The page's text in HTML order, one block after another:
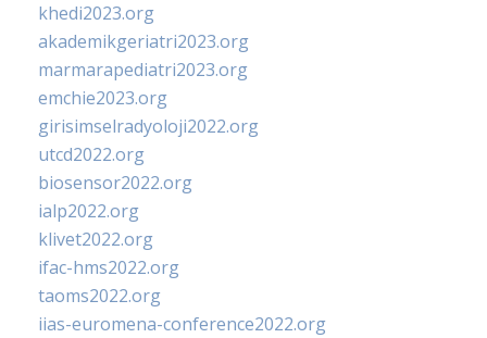
khedi2023.org
akademikgeriatri2023.org
marmarapediatri2023.org
emchie2023.org
girisimselradyoloji2022.org
utcd2022.org
biosensor2022.org
ialp2022.org
klivet2022.org
ifac-hms2022.org
taoms2022.org
iias-euromena-conference2022.org